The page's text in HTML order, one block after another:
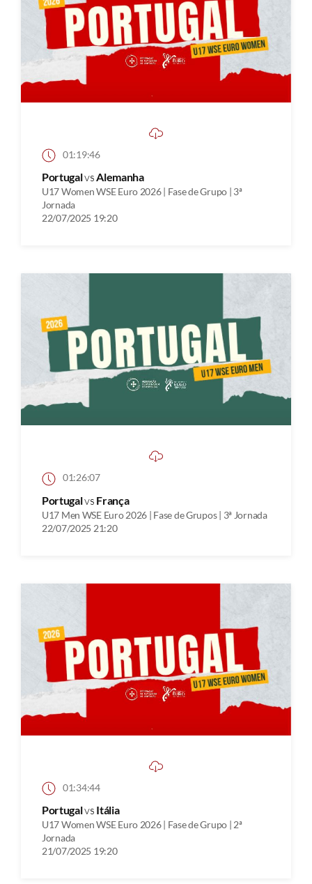
01:19:46
PortugalvsAlemanha
U17 Women WSE Euro 2026 | Fase de Grupo | 3ª
Jornada
22/07/2025 19:20
01:26:07
Portugalvs França
U17 Men WSE Euro 2026 | Fase de Grupos | 3ª Jornada
22/07/2025 21:20
01:34:44
Portugalvs Itália
U17 Women WSE Euro 2026 | Fase de Grupo | 2ª
Jornada
21/07/2025 19:20